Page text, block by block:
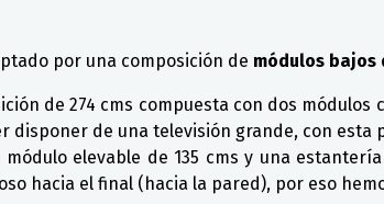
por una composición de módulos bajos
de 274 cms compuesta con dos
disponer de una televisión grande, con esta
elevable de 135 cms y una
hacia el final (hacia la pared), por eso